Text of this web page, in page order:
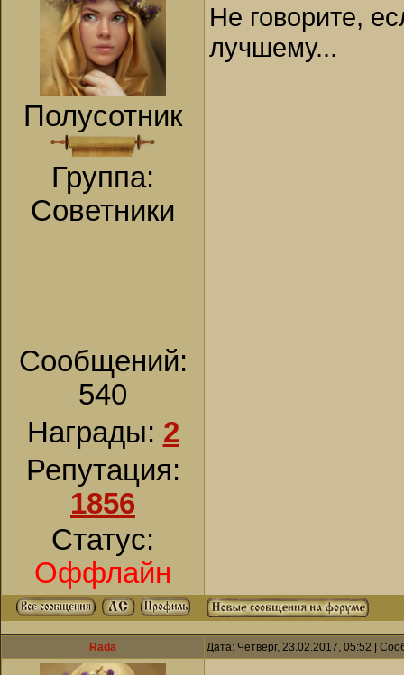
Полусотник
Группа:
Советники
Сообщений:
540
Награды: 2
Репутация:
1856
Статус:
Оффлайн
Не говорите,
лучшему...
Rada Дата: Четверг, 23.02.2017, 05:52 |